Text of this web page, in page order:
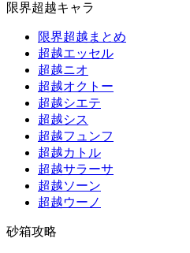
限界超越キャラ
限界超越まとめ
超越エッセル
超越ニオ
超越オクトー
超越シエテ
超越シス
超越フュンフ
超越カトル
超越サラーサ
超越ソーン
超越ウーノ
砂箱攻略